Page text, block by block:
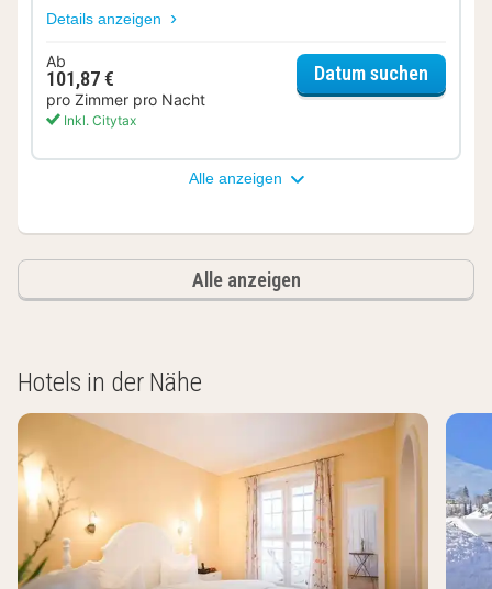
Details anzeigen
Ab
101,87 €
pro Zimmer pro Nacht
Inkl. Citytax
Datum suchen
Alle anzeigen
Alle anzeigen
Hotels in der Nähe